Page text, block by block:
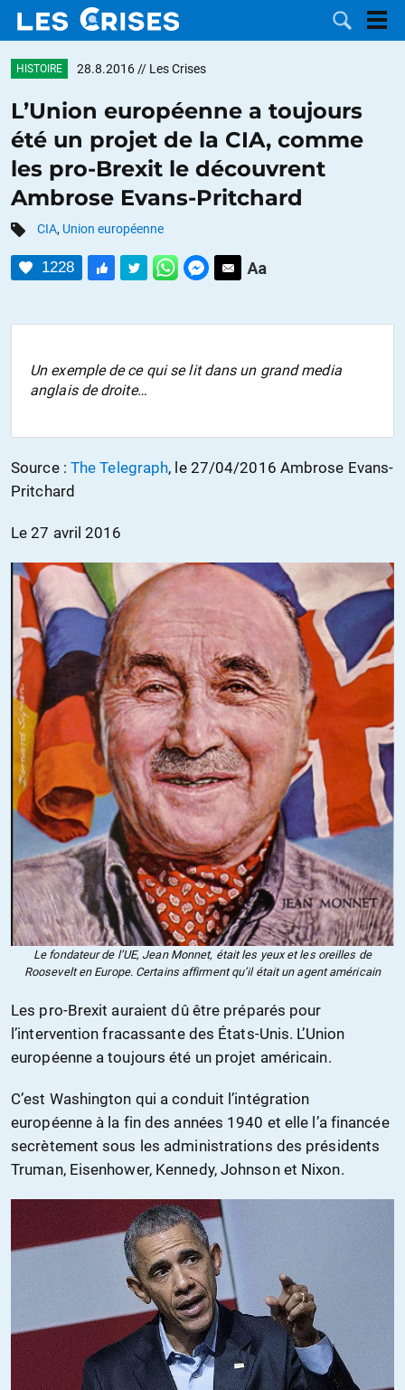
DOSSIERS
CATÉGORIES
HISTOIRE 28.8.2016 // Les Crises
L’Union européenne a toujours
été un projet de la CIA, comme
les pro-Brexit le découvrent
Ambrose Evans-Pritchard
CIA, Union européenne
1228
Un exemple de ce qui se lit dans un grand media
anglais de droite…
Source : The Telegraph, le 27/04/2016 Ambrose Evans-
Pritchard
Le 27 avril 2016
Le fondateur de l’UE, Jean Monnet, était les yeux et les oreilles de
Roosevelt en Europe. Certains affirment qu’il était un agent américain
Les pro-Brexit auraient dû être préparés pour
l’intervention fracassante des États-Unis. L’Union
européenne a toujours été un projet américain.
C’est Washington qui a conduit l’intégration
européenne à la fin des années 1940 et elle l’a financée
secrètement sous les administrations des présidents
Truman, Eisenhower, Kennedy, Johnson et Nixon.